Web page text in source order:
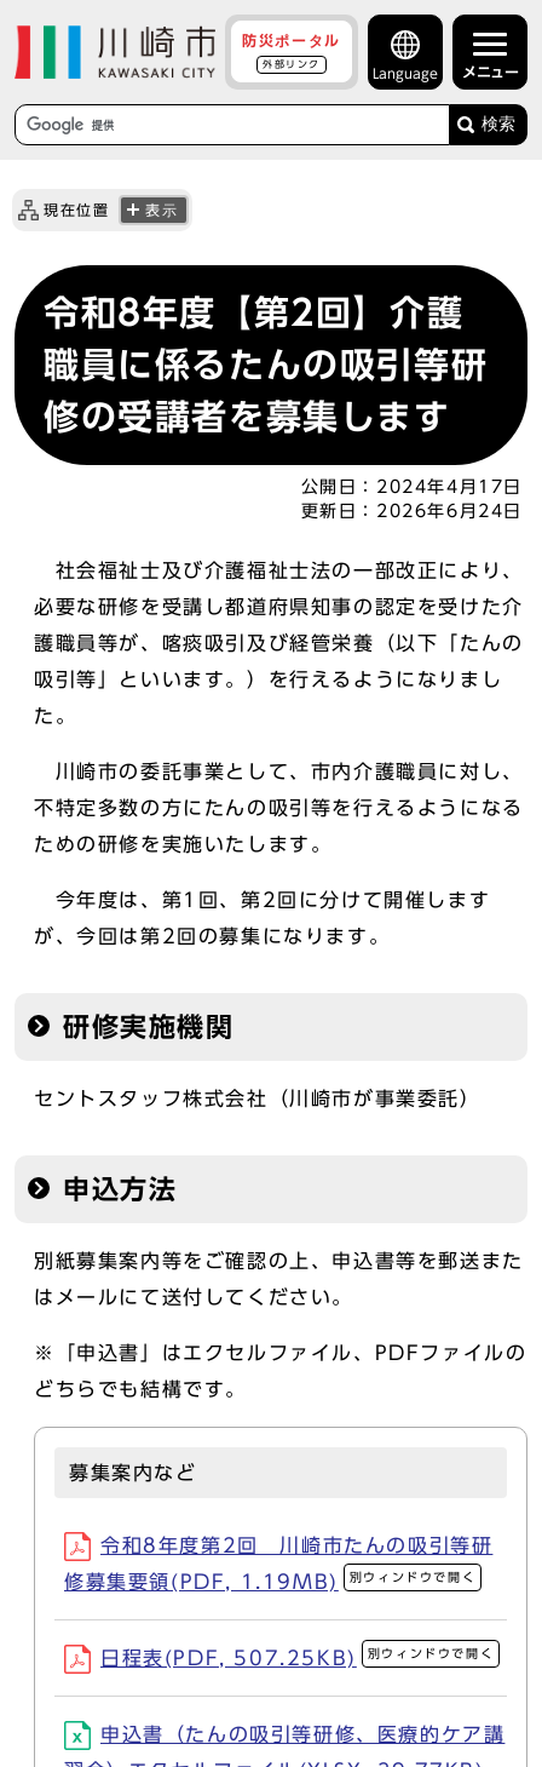
防災ポータル
外部リンク
Language メニュー
検索
現在位置 表示
令和8年度【第2回】介護
職員に係るたんの吸引等研
修の受講者を募集します
公開日： 2024年4月17日
更新日： 2026年6月24日
社会福祉士及び介護福祉士法の一部改正により、
必要な研修を受講し都道府県知事の認定を受けた介
護職員等が、喀痰吸引及び経管栄養（以下「たんの
吸引等」といいます。）を行えるようになりまし
た。
川崎市の委託事業として、市内介護職員に対し、
不特定多数の方にたんの吸引等を行えるようになる
ための研修を実施いたします。
今年度は、第1回、第2回に分けて開催します
が、今回は第2回の募集になります。
研修実施機関
セントスタッフ株式会社（川崎市が事業委託）
申込方法
別紙募集案内等をご確認の上、申込書等を郵送また
はメールにて送付してください。
※「申込書」はエクセルファイル、PDFファイルの
どちらでも結構です。
募集案内など
令和8年度第2回 川崎市たんの吸引等研
修募集要領(PDF, 1.19MB)
別ウィンドウで開く
日程表(PDF, 507.25KB) 別ウィンドウで開く
申込書（たんの吸引等研修、医療的ケア講